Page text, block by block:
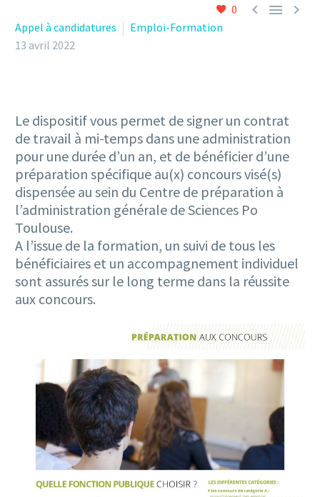
0   
Appel à candidatures
Emploi-Formation
13 avril 2022
Le dispositif vous permet de signer un contrat
de travail à mi-temps dans une administration
pour une durée d’un an, et de bénéficier d’une
préparation spécifique au(x) concours visé(s)
dispensée au sein du Centre de préparation à
l’administration générale de Sciences Po
Toulouse.
A l’issue de la formation, un suivi de tous les
bénéficiaires et un accompagnement individuel
sont assurés sur le long terme dans la réussite
aux concours.